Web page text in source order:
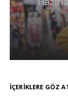
İÇERIKLERE GÖZ